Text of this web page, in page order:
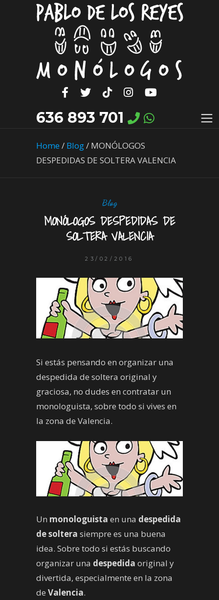
636 893 701
Home/ Blog/ MONÓLOGOS
DESPEDIDAS DE SOLTERA VALENCIA
Blog
MONÓLOGOS DESPEDIDAS DE
SOLTERA VALENCIA
23/02/2016
Si estás pensando en organizar una
despedida de soltera original y
graciosa, no dudes en contratar un
monologuista, sobre todo si vives en
la zona de Valencia.
Un monologuista en una despedida
de soltera siempre es una buena
idea. Sobre todo si estás buscando
organizar una despedida original y
divertida, especialmente en la zona
de Valencia.